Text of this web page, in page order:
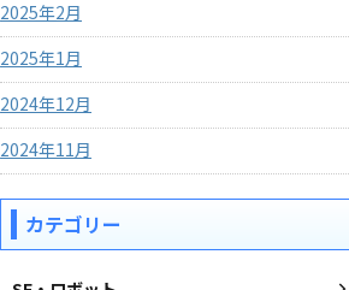
2025年2月
2025年1月
2024年12月
2024年11月
カテゴリー